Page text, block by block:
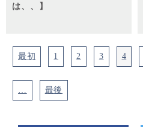
は、、】
最初 1 2 3 4
… 最後